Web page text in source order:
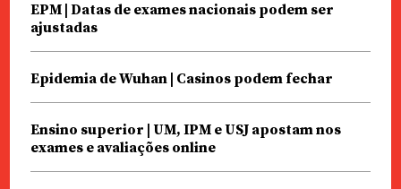
EPM | Datas de exames nacionais podem ser
ajustadas
Epidemia de Wuhan | Casinos podem fechar
Ensino superior | UM, IPM e USJ apostam nos
exames e avaliações online